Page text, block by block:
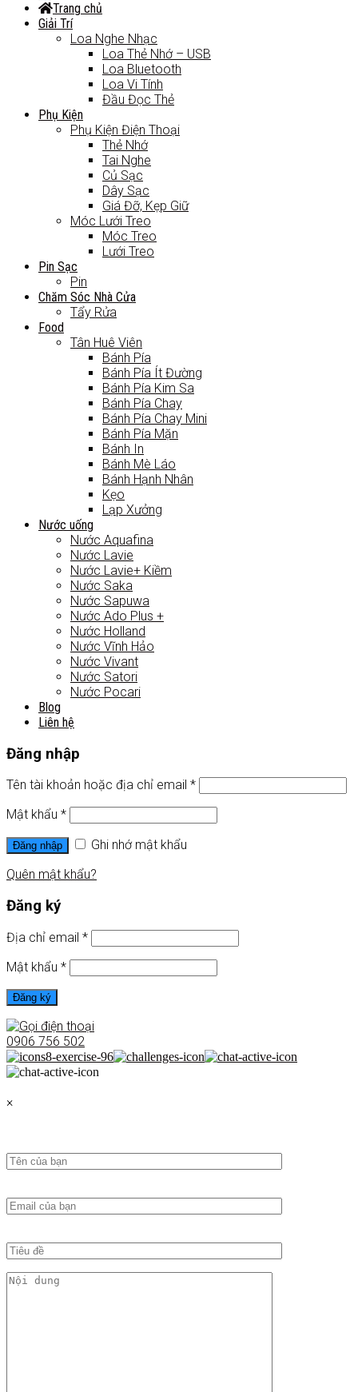
Trang chủ
Giải Trí
Loa Nghe Nhạc
Loa Thẻ Nhớ – USB
Loa Bluetooth
Loa Vi Tính
Đầu Đọc Thẻ
Phụ Kiện
Phụ Kiện Điện Thoại
Thẻ Nhớ
Tai Nghe
Củ Sạc
Dây Sạc
Giá Đỡ, Kẹp Giữ
Móc Lưới Treo
Móc Treo
Lưới Treo
Pin Sạc
Pin
Chăm Sóc Nhà Cửa
Tẩy Rửa
Food
Tân Huê Viên
Bánh Pía
Bánh Pía Ít Đường
Bánh Pía Kim Sa
Bánh Pía Chay
Bánh Pía Chay Mini
Bánh Pía Mặn
Bánh In
Bánh Mè Láo
Bánh Hạnh Nhân
Kẹo
Lạp Xưởng
Nước uống
Nước Aquafina
Nước Lavie
Nước Lavie+ Kiềm
Nước Saka
Nước Sapuwa
Nước Ado Plus +
Nước Holland
Nước Vĩnh Hảo
Nước Vivant
Nước Satori
Nước Pocari
Blog
Liên hệ
Đăng nhập
Tên tài khoản hoặc địa chỉ email *
Mật khẩu *
Đăng nhập
Ghi nhớ mật khẩu
Quên mật khẩu?
Đăng ký
Địa chỉ email *
Mật khẩu *
Đăng ký
0906 756 502
×